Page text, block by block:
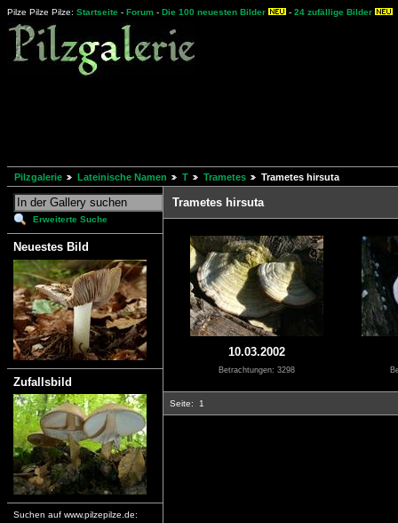
Pilze Pilze Pilze: Startseite - Forum - Die 100 neuesten Bilder - 24 zufällige Bilder
Pilzgalerie Lateinische Namen T Trametes Trametes hirsuta
Erweiterte Suche
Neuestes Bild
Zufallsbild
Suchen auf www.pilzepilze.de:
Trametes hirsuta
10.03.2002
Betrachtungen: 3298
Seite: 1